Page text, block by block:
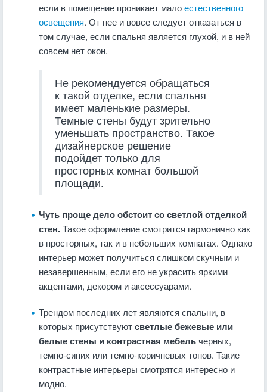
если в помещение проникает малоестественного
освещения. От нее и вовсе следует отказаться в
том случае, если спальня является глухой, и в ней
совсем нет окон.
Не рекомендуется обращаться
к такой отделке, если спальня
имеет маленькие размеры.
Темные стены будут зрительно
уменьшать пространство. Такое
дизайнерское решение
подойдет только для
просторных комнат большой
площади.
Чуть проще дело обстоит со светлой отделкой
стен.Такое оформление смотрится гармонично как
в просторных, так и в небольших комнатах. Однако
интерьер может получиться слишком скучным и
незавершенным, если его не украсить яркими
акцентами, декором и аксессуарами.
Трендом последних лет являются спальни, в
которых присутствуютсветлые бежевые или
белые стены и контрастная мебель черных,
темно-синих или темно-коричневых тонов. Такие
контрастные интерьеры смотрятся интересно и
модно.